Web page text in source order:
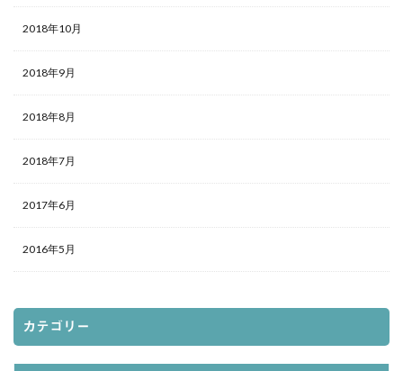
2018年10月
2018年9月
2018年8月
2018年7月
2017年6月
2016年5月
カテゴリー